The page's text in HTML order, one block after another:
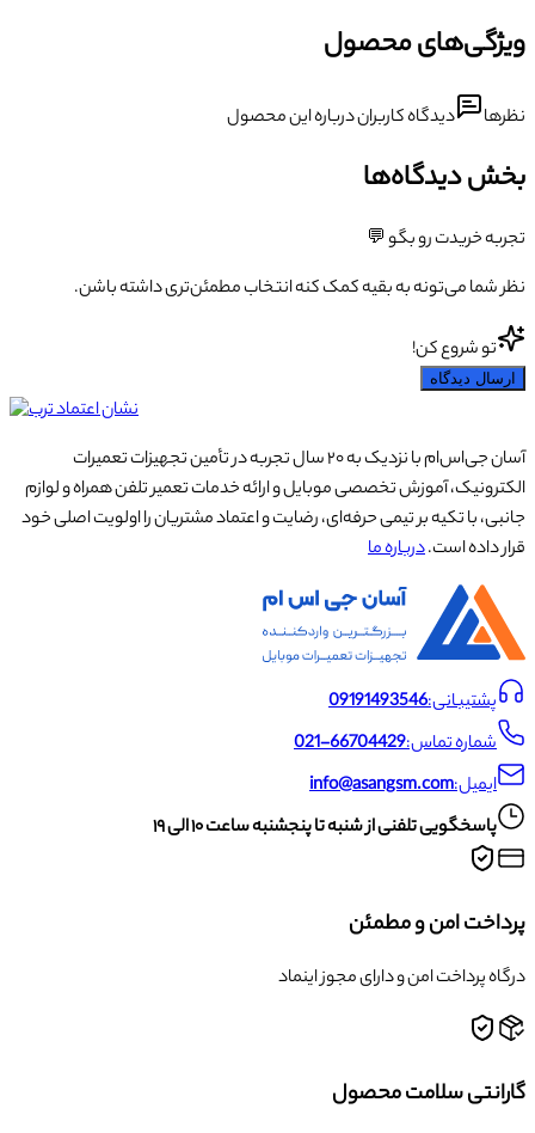
ویژگی‌های محصول
نظرها دیدگاه کاربران درباره این محصول
بخش دیدگاه‌ها
تجربه خریدت رو بگو 💬
نظر شما می‌تونه به بقیه کمک کنه انتخاب مطمئن‌تری داشته باشن.
تو شروع کن!
ارسال دیدگاه
آسان جی‌اس‌ام با نزدیک به ۲۰ سال تجربه در تأمین تجهیزات تعمیرات
الکترونیک، آموزش تخصصی موبایل و ارائه خدمات تعمیر تلفن همراه و لوازم
جانبی، با تکیه بر تیمی حرفه‌ای، رضایت و اعتماد مشتریان را اولویت اصلی خود
قرار داده است.درباره ما
پشتیبانی:09191493546
شماره تماس:021-66704429
ایمیل:info@asangsm.com
پاسخگویی تلفنی از شنبه تا پنجشنبه ساعت ۱۰ الی ۱۹
پرداخت امن و مطمئن
درگاه پرداخت امن و دارای مجوز اینماد
گارانتی سلامت محصول